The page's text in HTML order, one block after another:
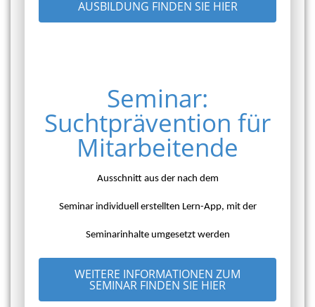
AUSBILDUNG FINDEN SIE HIER
Seminar:
Suchtprävention für
Mitarbeitende
Ausschnitt aus der nach dem
Seminar individuell erstellten Lern-App, mit der
Seminarinhalte umgesetzt werden
WEITERE INFORMATIONEN ZUM
SEMINAR FINDEN SIE HIER